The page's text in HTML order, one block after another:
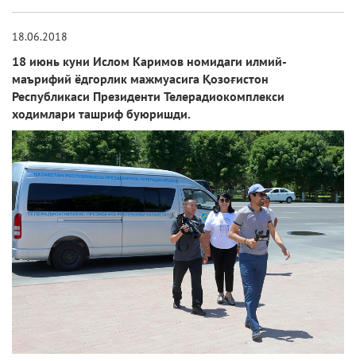
18.06.2018
18 июнь куни Ислом Каримов номидаги илмий-
маърифий ёдгорлик мажмуасига Қозоғистон
Республикаси Президенти Телерадиокомплекси
ходимлари ташриф буюришди.